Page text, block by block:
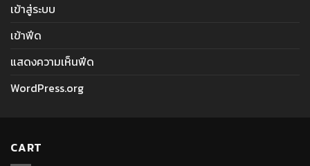
เข้าสู่ระบบ
เข้าฟีด
แสดงความเห็นฟีด
WordPress.org
CART